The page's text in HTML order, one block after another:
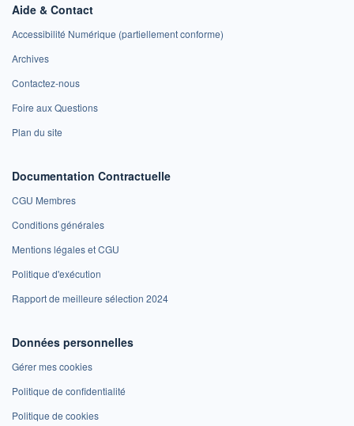
Aide & Contact
Accessibilité Numérique (partiellement conforme)
Archives
Contactez-nous
Foire aux Questions
Plan du site
Documentation Contractuelle
CGU Membres
Conditions générales
Mentions légales et CGU
Politique d'exécution
Rapport de meilleure sélection 2024
Données personnelles
Gérer mes cookies
Politique de confidentialité
Politique de cookies